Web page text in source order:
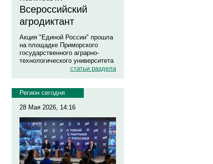
Всероссийский
агродиктант
Акция "Единой России" прошла
на площадке Приморского
государственного аграрно-
технологического университета
статьи раздела
Регион сегодня
28 Мая 2026, 14:16